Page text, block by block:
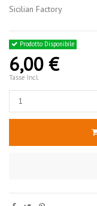
Sicilian Factory
Prodotto Disponibile
6,00 €
Tasse Incl.